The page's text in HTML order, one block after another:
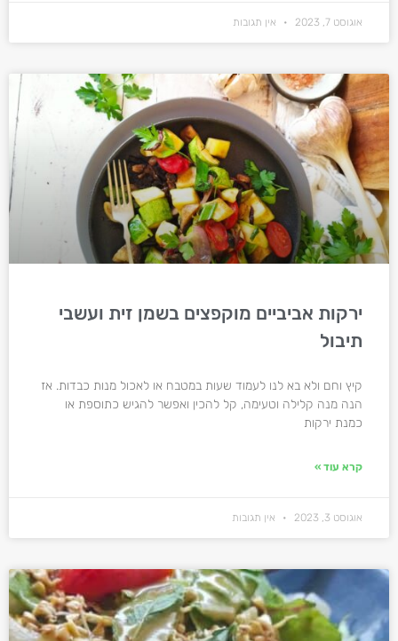
אוגוסט 7, 2023 אין תגובות
ירקות אביביים מוקפצים בשמן זית ועשבי
תיבול
קיץ וחם ולא בא לנו לעמוד שעות במטבח או לאכול מנות כבדות. אז
הנה מנה קלילה וטעימה, קל להכין ואפשר להגיש כתוספת או
כמנת ירקות
קרא עוד »
אוגוסט 3, 2023 אין תגובות